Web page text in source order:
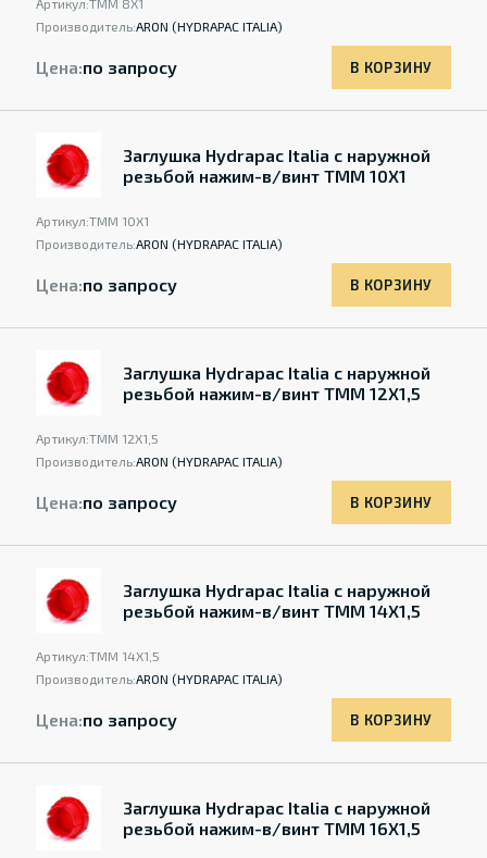
Артикул:TMM 8X1
Производитель:ARON (HYDRAPAC ITALIA)
Цена:по запросу В КОРЗИНУ
Заглушка Hydrapac Italia с наружной
резьбой нажим-в/винт TMM 10X1
Артикул:TMM 10X1
Производитель:ARON (HYDRAPAC ITALIA)
Цена:по запросу В КОРЗИНУ
Заглушка Hydrapac Italia с наружной
резьбой нажим-в/винт TMM 12X1,5
Артикул:TMM 12X1,5
Производитель:ARON (HYDRAPAC ITALIA)
Цена:по запросу В КОРЗИНУ
Заглушка Hydrapac Italia с наружной
резьбой нажим-в/винт TMM 14X1,5
Артикул:TMM 14X1,5
Производитель:ARON (HYDRAPAC ITALIA)
Цена:по запросу В КОРЗИНУ
Заглушка Hydrapac Italia с наружной
резьбой нажим-в/винт TMM 16X1,5